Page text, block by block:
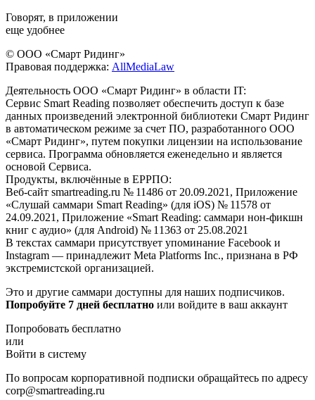
Говорят, в приложении
еще удобнее
© ООО «Смарт Ридинг»
Правовая поддержка: AllMediaLaw
Деятельность ООО «Смарт Ридинг» в области IT:
Сервис Smart Reading позволяет обеспечить доступ к базе
данных произведений электронной библиотеки Смарт Ридинг
в автоматическом режиме за счет ПО, разработанного ООО
«Смарт Ридинг», путем покупки лицензии на использование
сервиса. Программа обновляется еженедельно и является
основой Сервиса.
Продукты, включённые в ЕРРПО:
Веб-сайт smartreading.ru № 11486 от 20.09.2021, Приложение
«Слушай саммари Smart Reading» (для iOS) № 11578 от
24.09.2021, Приложение «Smart Reading: саммари нон-фикшн
книг с аудио» (для Android) № 11363 от 25.08.2021
В текстах саммари присутствует упоминание Facebook и
Instagram — принадлежит Meta Platforms Inc., признана в РФ
экстремистской организацией.
Это и другие саммари доступны для наших подписчиков.
Попробуйте 7 дней бесплатно или войдите в ваш аккаунт
Попробовать бесплатно
или
Войти в систему
По вопросам корпоративной подписки обращайтесь по адресу
corp@smartreading.ru